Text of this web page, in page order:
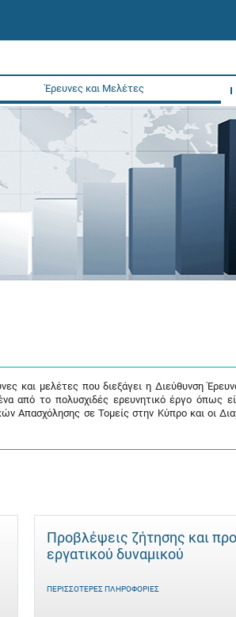
Έρευνες και Μελέτες
και μελέτες που διεξάγει η Διεύθυνση
από το πολυσχιδές ερευνητικό έργο όπως
Απασχόλησης σε Τομείς στην Κύπρο και οι
Προβλέψεις ζήτησης και
εργατικού δυναμικού
ΠΕΡΙΣΣΌΤΕΡΕΣ ΠΛΗΡΟΦΟΡΊΕΣ